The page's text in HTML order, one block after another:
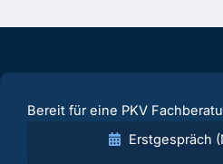
Bereit für eine PKV
Erstgespräch